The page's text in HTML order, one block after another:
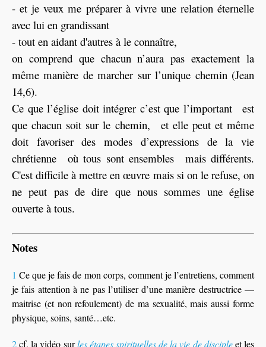
- et je veux me préparer à vivre une relation éternelle
avec lui en grandissant
- tout en aidant d'autres à le connaître,
on comprend que chacun n’aura pas exactement la
même manière de marcher sur l’unique chemin (Jean
14,6).
Ce que l’église doit intégrer c’est que l’important est
que chacun soit sur le chemin, et elle peut et même
doit favoriser des modes d’expressions de la vie
chrétienne où tous sont ensembles mais différents.
C'est difficile à mettre en œuvre mais si on le refuse, on
ne peut pas de dire que nous sommes une église
ouverte à tous.
Notes
1 Ce que je fais de mon corps, comment je l’entretiens, comment
je fais attention à ne pas l’utiliser d’une manière destructrice —
maitrise (et non refoulement) de ma sexualité, mais aussi forme
physique, soins, santé…etc.
2cf. la vidéo surles étapes spirituelles de la vie de discipleet les